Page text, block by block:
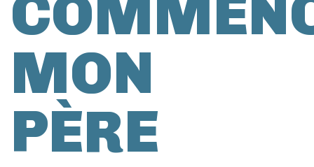
MON
PÈRE